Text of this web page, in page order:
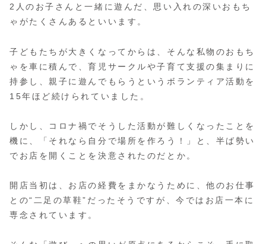
2人のお子さんと一緒に遊んだ、思い入れの深いおもち
ゃがたくさんあるといいます。
子どもたちが大きくなってからは、そんな私物のおもち
ゃを車に積んで、育児サークルや子育て支援の集まりに
持参し、親子に遊んでもらうというボランティア活動を
15年ほど続けられていました。
しかし、コロナ禍でそうした活動が難しくなったことを
機に、「それなら自分で場所を作ろう！」と、半ば勢い
でお店を開くことを決意されたのだとか。
開店当初は、お店の経費をまかなうために、他のお仕事
との“二足の草鞋”だったそうですが、今ではお店一本に
専念されています。